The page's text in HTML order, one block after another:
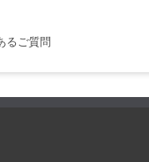
るご質問